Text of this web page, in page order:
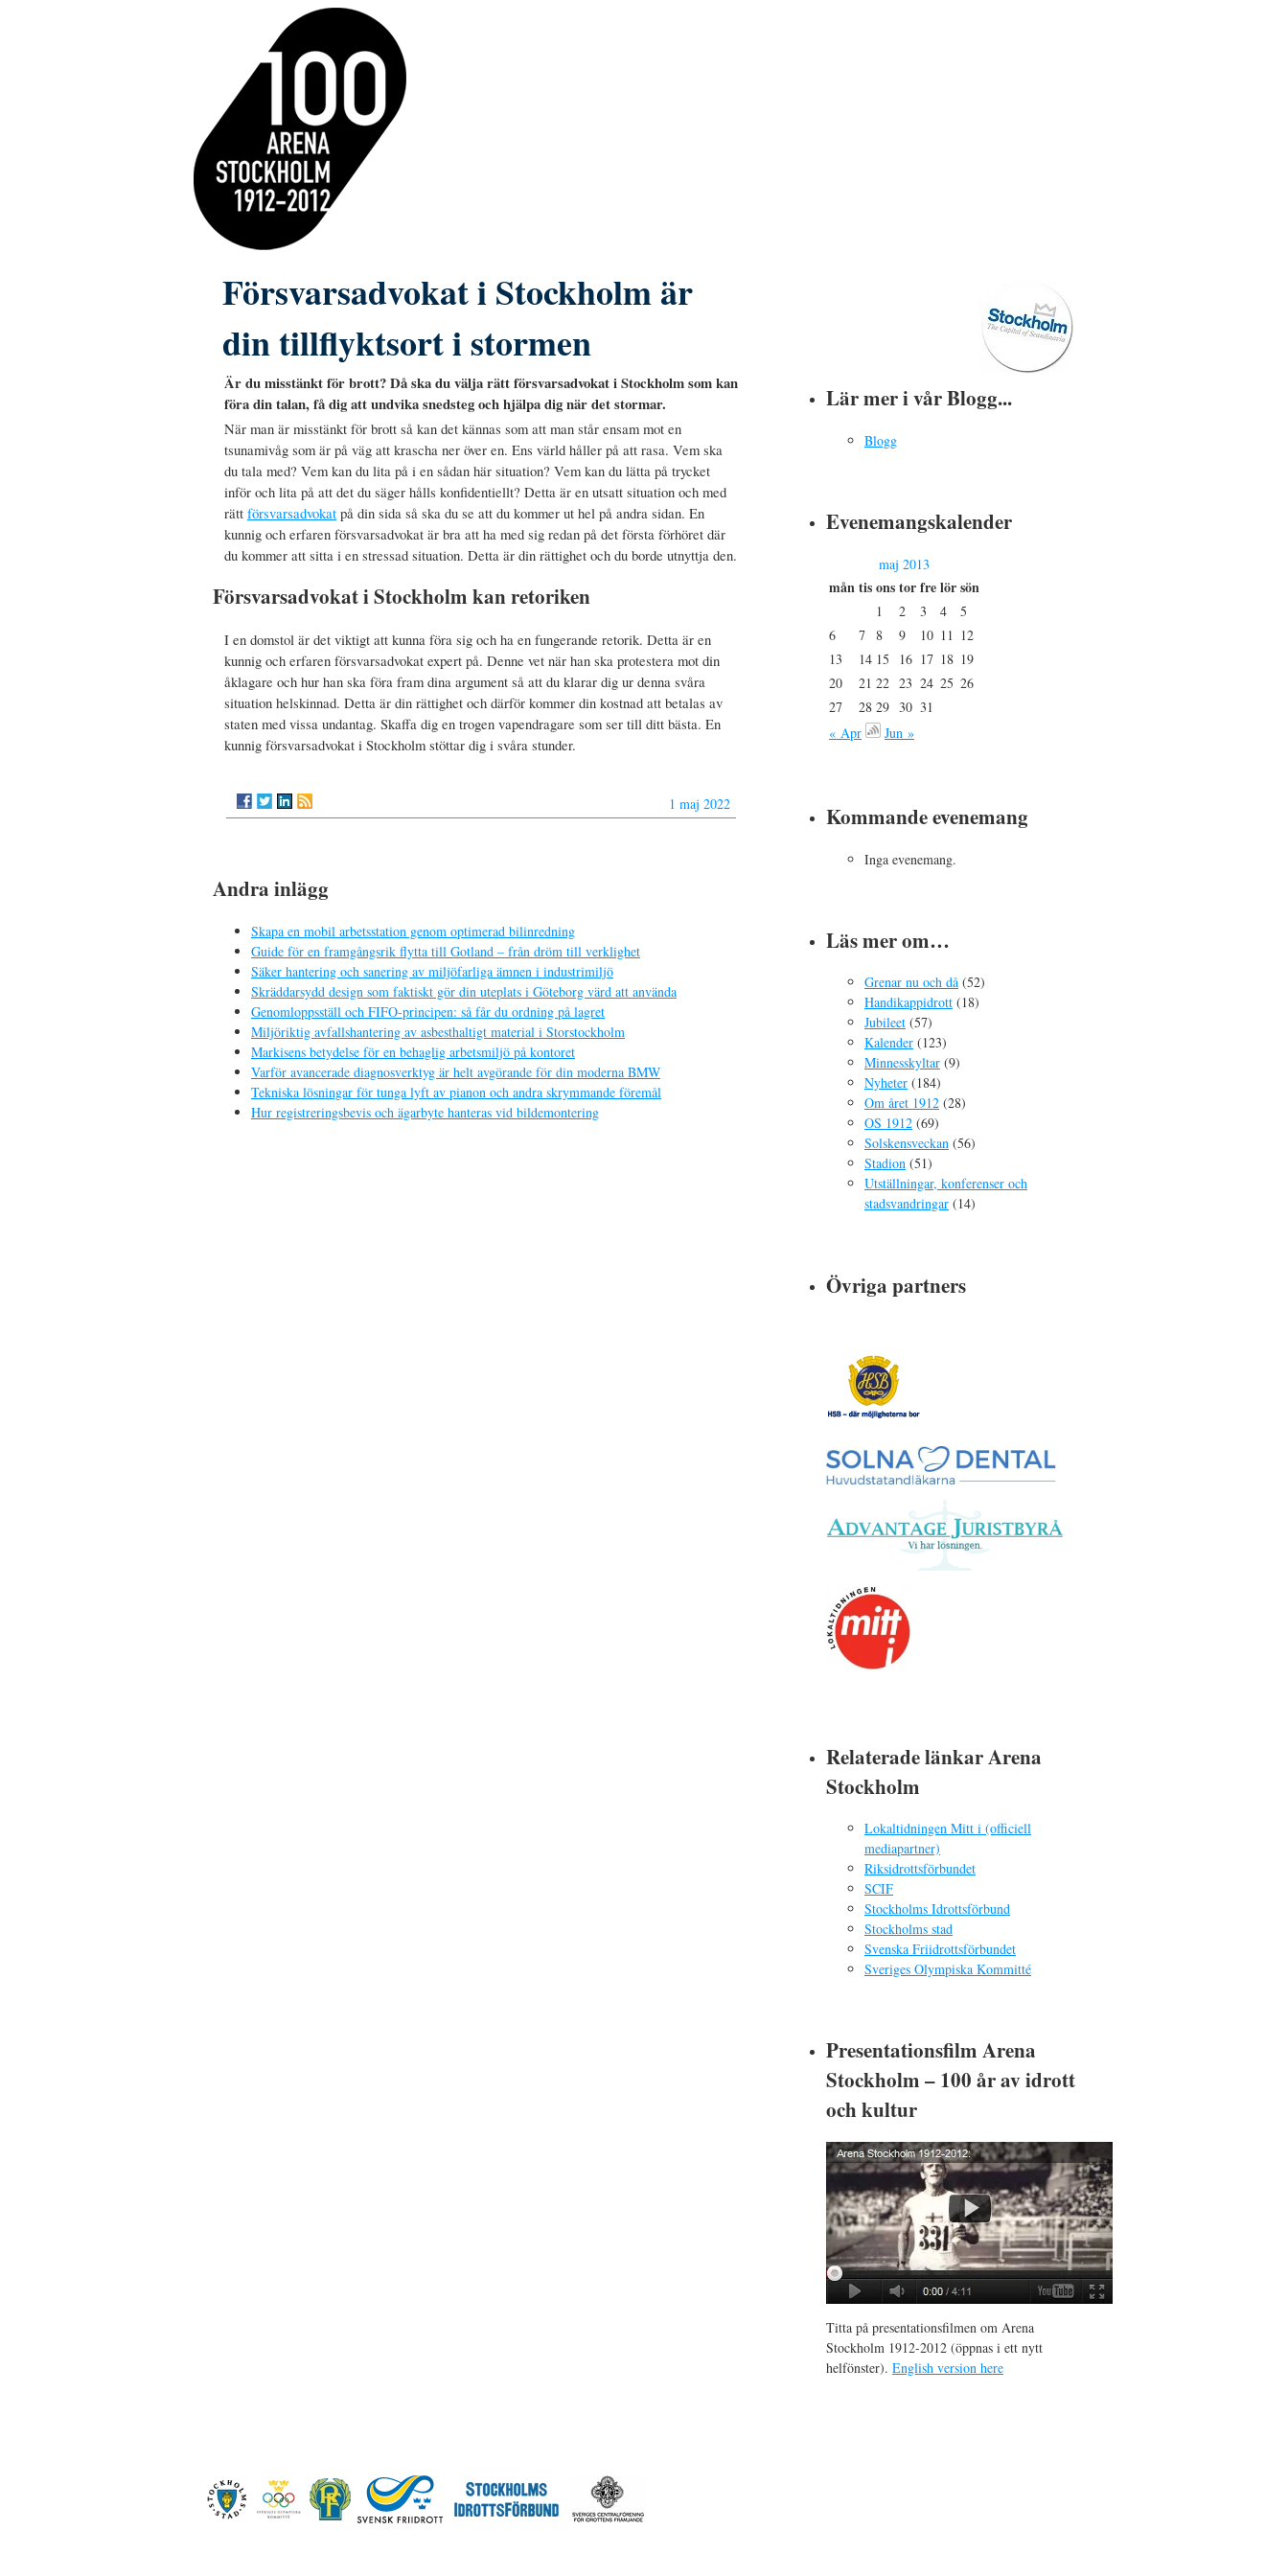
Försvarsadvokat i Stockholm är
din tillflyktsort i stormen
Är du misstänkt för brott? Då ska du välja rätt försvarsadvokat i Stockholm som kan
föra din talan, få dig att undvika snedsteg och hjälpa dig när det stormar.
När man är misstänkt för brott så kan det kännas som att man står ensam mot en
tsunamivåg som är på väg att krascha ner över en. Ens värld håller på att rasa. Vem ska
du tala med? Vem kan du lita på i en sådan här situation? Vem kan du lätta på trycket
inför och lita på att det du säger hålls konfidentiellt? Detta är en utsatt situation och med
rätt försvarsadvokat på din sida så ska du se att du kommer ut hel på andra sidan. En
kunnig och erfaren försvarsadvokat är bra att ha med sig redan på det första förhöret där
du kommer att sitta i en stressad situation. Detta är din rättighet och du borde utnyttja den.
Försvarsadvokat i Stockholm kan retoriken
I en domstol är det viktigt att kunna föra sig och ha en fungerande retorik. Detta är en
kunnig och erfaren försvarsadvokat expert på. Denne vet när han ska protestera mot din
åklagare och hur han ska föra fram dina argument så att du klarar dig ur denna svåra
situation helskinnad. Detta är din rättighet och därför kommer din kostnad att betalas av
staten med vissa undantag. Skaffa dig en trogen vapendragare som ser till ditt bästa. En
kunnig försvarsadvokat i Stockholm stöttar dig i svåra stunder.
1 maj 2022
Andra inlägg
Skapa en mobil arbetsstation genom optimerad bilinredning
Guide för en framgångsrik flytta till Gotland – från dröm till verklighet
Säker hantering och sanering av miljöfarliga ämnen i industrimiljö
Skräddarsydd design som faktiskt gör din uteplats i Göteborg värd att använda
Genomloppsställ och FIFO-principen: så får du ordning på lagret
Miljöriktig avfallshantering av asbesthaltigt material i Storstockholm
Markisens betydelse för en behaglig arbetsmiljö på kontoret
Varför avancerade diagnosverktyg är helt avgörande för din moderna BMW
Tekniska lösningar för tunga lyft av pianon och andra skrymmande föremål
Hur registreringsbevis och ägarbyte hanteras vid bildemontering
Lär mer i vår Blogg...
Blogg
Evenemangskalender
maj 2013
måntisonstorfrelörsön
1 2 3 4
5
6
7 8 9 10 11 12
13
14 15 16 17 18 19
20
21 22 23 24 25 26
27
28 29 30 31
« Apr
Jun »
Kommande evenemang
Inga evenemang.
Läs mer om…
Grenar nu och då (52)
Handikappidrott (18)
Jubileet (57)
Kalender (123)
Minnesskyltar (9)
Nyheter (184)
Om året 1912 (28)
OS 1912 (69)
Solskensveckan (56)
Stadion (51)
Utställningar, konferenser och
stadsvandringar (14)
Övriga partners
Relaterade länkar Arena
Stockholm
Lokaltidningen Mitt i (officiell
mediapartner)
Riksidrottsförbundet
SCIF
Stockholms Idrottsförbund
Stockholms stad
Svenska Friidrottsförbundet
Sveriges Olympiska Kommitté
Presentationsfilm Arena
Stockholm – 100 år av idrott
och kultur
Titta på presentationsfilmen om Arena
Stockholm 1912-2012 (öppnas i ett nytt
helfönster). English version here